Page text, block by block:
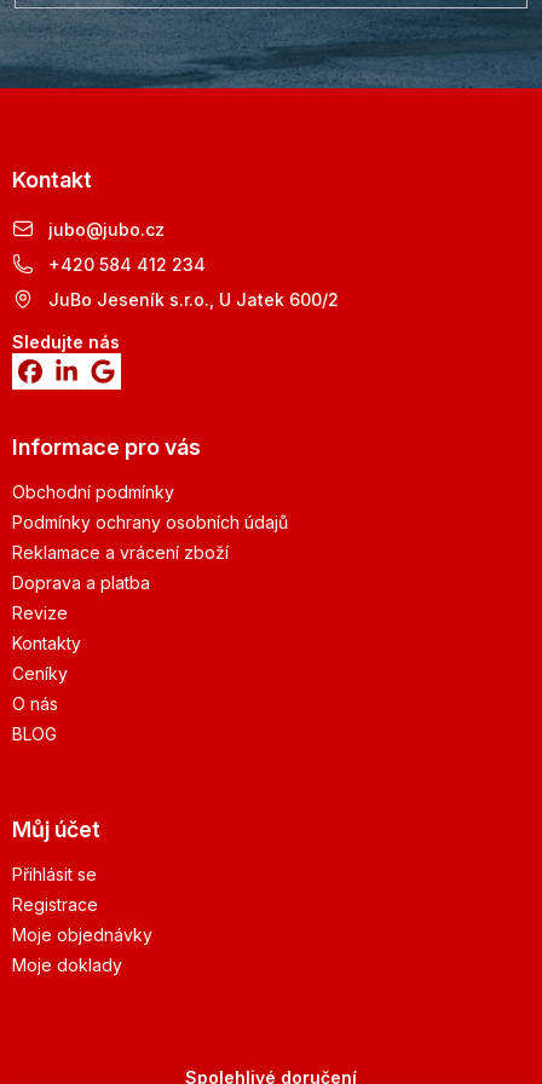
Kontakt
jubo@jubo.cz
+420 584 412 234
JuBo Jeseník s.r.o., U Jatek 600/2
Sledujte nás
Informace pro vás
Obchodní podmínky
Podmínky ochrany osobních údajů
Reklamace a vrácení zboží
Doprava a platba
Revize
Kontakty
Ceníky
O nás
BLOG
Můj účet
Přihlásit se
Registrace
Moje objednávky
Moje doklady
Spolehlivé doručení